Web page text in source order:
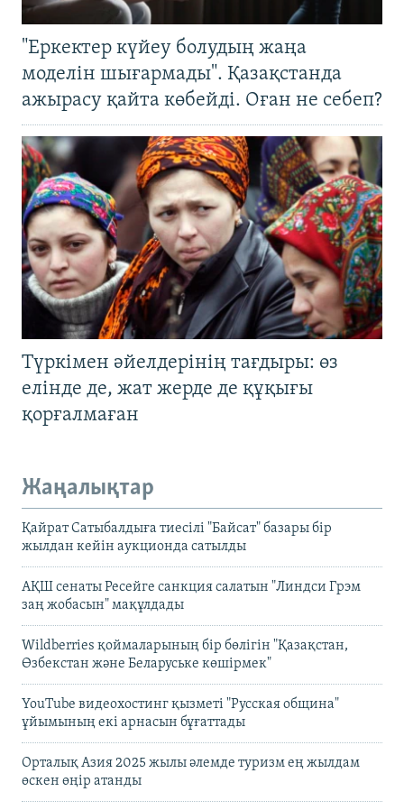
"Еркектер күйеу болудың жаңа
моделін шығармады". Қазақстанда
ажырасу қайта көбейді. Оған не себеп?
Түркімен әйелдерінің тағдыры: өз
елінде де, жат жерде де құқығы
қорғалмаған
Жаңалықтар
Қайрат Сатыбалдыға тиесілі "Байсат" базары бір
жылдан кейін аукционда сатылды
АҚШ сенаты Ресейге санкция салатын "Линдси Грэм
заң жобасын" мақұлдады
Wildberries қоймаларының бір бөлігін "Қазақстан,
Өзбекстан және Беларуське көшірмек"
YouTube видеохостинг қызметі "Русская община"
ұйымының екі арнасын бұғаттады
Орталық Азия 2025 жылы әлемде туризм ең жылдам
өскен өңір атанды